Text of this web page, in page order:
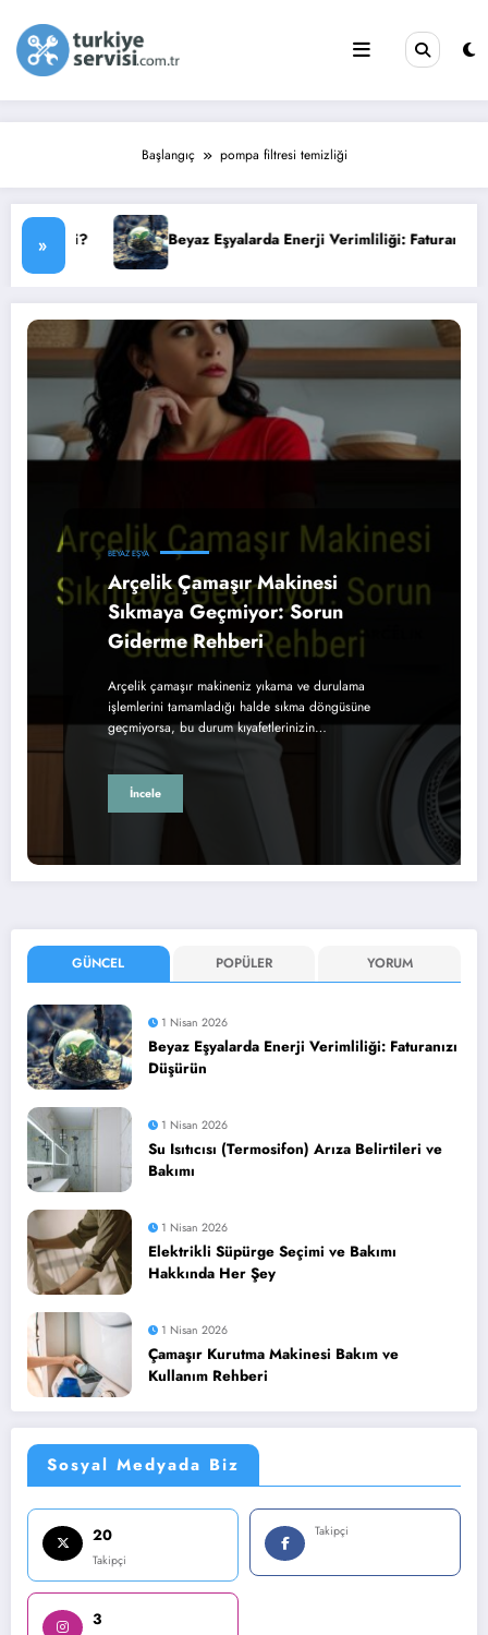
Başlangıç pompa filtresi temizliği
» Beyaz Eşyalarda Enerji Verimliliği: Faturanızı Düşürün
BEYAZ EŞYA
Arçelik Çamaşır Makinesi
Sıkmaya Geçmiyor: Sorun
Giderme Rehberi
Arçelik çamaşır makineniz yıkama ve durulama
işlemlerini tamamladığı halde sıkma döngüsüne
geçmiyorsa, bu durum kıyafetlerinizin…
İncele
GÜNCEL POPÜLER YORUM
1 Nisan 2026
Beyaz Eşyalarda Enerji Verimliliği: Faturanızı
Düşürün
1 Nisan 2026
Su Isıtıcısı (Termosifon) Arıza Belirtileri ve
Bakımı
1 Nisan 2026
Elektrikli Süpürge Seçimi ve Bakımı
Hakkında Her Şey
1 Nisan 2026
Çamaşır Kurutma Makinesi Bakım ve
Kullanım Rehberi
Sosyal Medyada Biz
20
Takipçi
Takipçi
3